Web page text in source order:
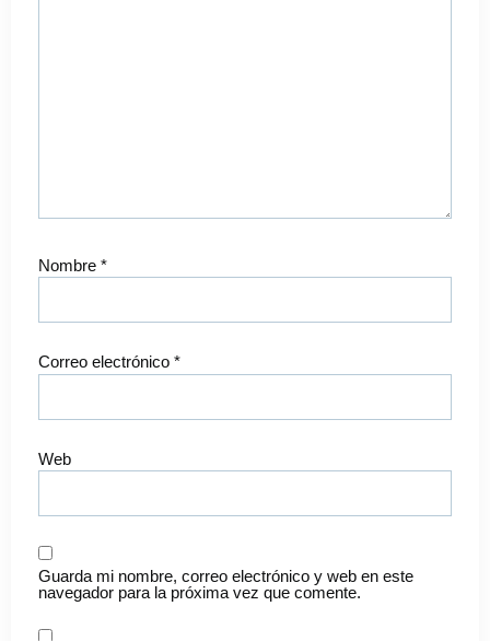
Nombre *
Correo electrónico *
Web
Guarda mi nombre, correo electrónico y web en este
navegador para la próxima vez que comente.